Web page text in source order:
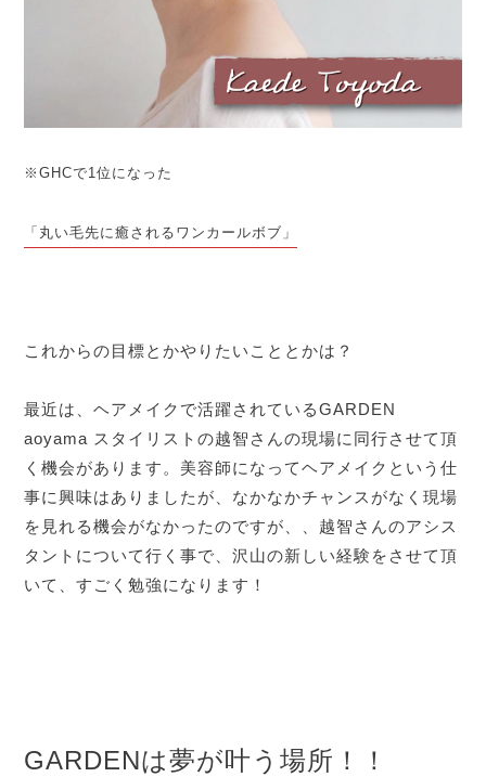
※GHCで1位になった
「丸い毛先に癒されるワンカールボブ」
これからの目標とかやりたいこととかは？
最近は、ヘアメイクで活躍されているGARDEN
aoyama スタイリストの越智さんの現場に同行させて頂
く機会があります。美容師になってヘアメイクという仕
事に興味はありましたが、なかなかチャンスがなく現場
を見れる機会がなかったのですが、、越智さんのアシス
タントについて行く事で、沢山の新しい経験をさせて頂
いて、すごく勉強になります！
GARDENは夢が叶う場所！！